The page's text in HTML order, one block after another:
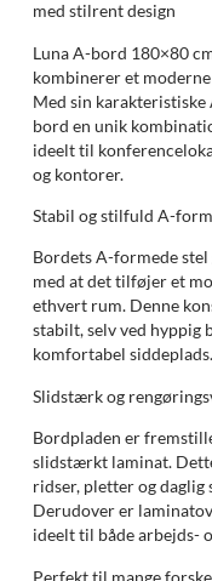
med stilrent design
Luna A-bord 180×80
kombinerer et
Med sin
bord en unik
ideelt til
og kontorer.
Stabil og stilfuld A-
Bordets A-formede stel
med at det tilføjer et
ethvert rum. Denne
stabilt, selv ved hyppig
komfortabel siddeplads.
Slidstærk og
Bordpladen er
slidstærkt laminat.
ridser, pletter og daglig
Derudover er
ideelt til både arbejds-
Perfekt til mange